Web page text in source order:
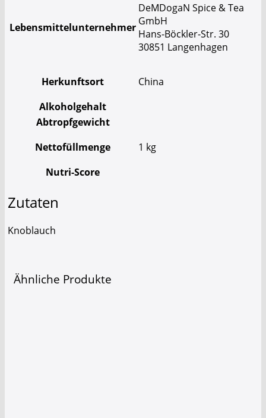
Lebensmittelunternehmer
DeMDogaN Spice & Tea
GmbH
Hans-Böckler-Str. 30
30851 Langenhagen
Herkunftsort
China
Alkoholgehalt
Abtropfgewicht
Nettofüllmenge
1 kg
Nutri-Score
Zutaten
Knoblauch
Ähnliche Produkte